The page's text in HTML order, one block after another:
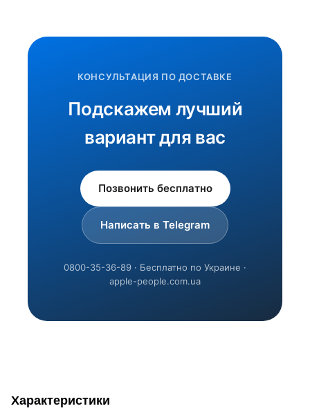
КОНСУЛЬТАЦИЯ ПО ДОСТАВКЕ
Подскажем лучший
вариант для вас
Позвонить бесплатно
Написать в Telegram
0800-35-36-89 · Бесплатно по Украине ·
apple-people.com.ua
Характеристики